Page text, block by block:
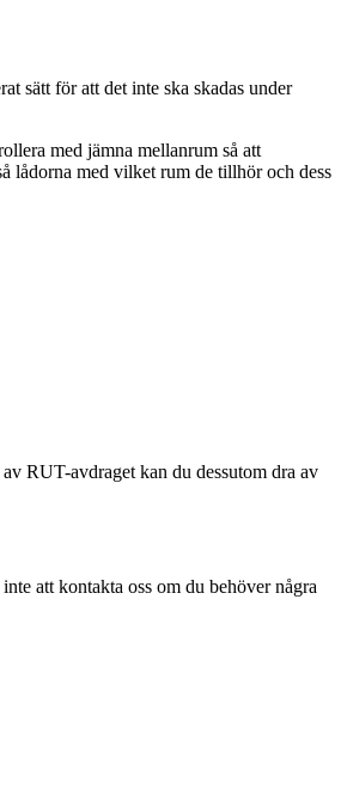
sätt för att det inte ska skadas under
med jämna mellanrum så att
lådorna med vilket rum de tillhör och dess
RUT-avdraget kan du dessutom dra av
att kontakta oss om du behöver några